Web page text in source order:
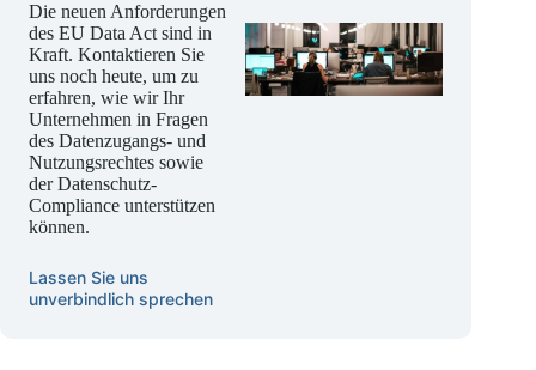
Die neuen Anforderungen
des EU Data Act sind in
Kraft. Kontaktieren Sie
uns noch heute, um zu
erfahren, wie wir Ihr
Unternehmen in Fragen
des Datenzugangs- und
Nutzungsrechtes sowie
der Datenschutz-
Compliance unterstützen
können.
Lassen Sie uns
unverbindlich sprechen